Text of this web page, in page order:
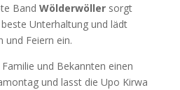
Band Wölderwöllersorgt
Unterhaltung und lädt
und Feiern ein.
und Bekannten einen
und lasst die Upo Kirwa